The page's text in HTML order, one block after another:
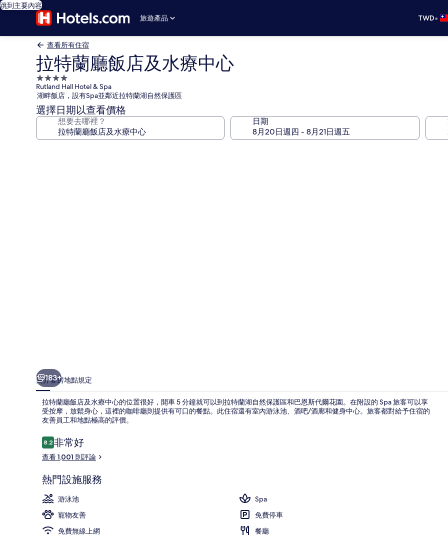
跳到主要內容
旅遊產品
TWD•
查看所有住宿
拉特蘭廳飯店及水療中心
4.0
星
級
住
宿
Rutland Hall Hotel & Spa
湖畔飯店，設有Spa並鄰近拉特蘭湖自然保護區
選擇日期以查看價格
想要去哪裡？ 日期
集183+
簡介客房地點規定
拉特蘭廳飯店及水療中心的位置很好，開車 5 分鐘就可以到拉特蘭湖自然保護區和巴恩斯代爾花園。在附設的 Spa 旅客可以享
受按摩，放鬆身心，這裡的咖啡廳則提供有可口的餐點。此住宿還有室內游泳池、酒吧/酒廊和健身中心。旅客都對給予住宿的
友善員工和地點極高的評價。
評
論
8.28.2 分，滿分 10 分，
非常好
查看 1,001 則評論
熱門設施服務
游泳池
Spa
寵物友善
免費停車
免費無線上網
餐廳